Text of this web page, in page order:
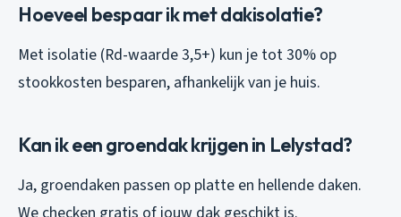
Hoeveel bespaar ik met dakisolatie?
Met isolatie (Rd-waarde 3,5+) kun je tot 30% op
stookkosten besparen, afhankelijk van je huis.
Kan ik een groendak krijgen in Lelystad?
Ja, groendaken passen op platte en hellende daken.